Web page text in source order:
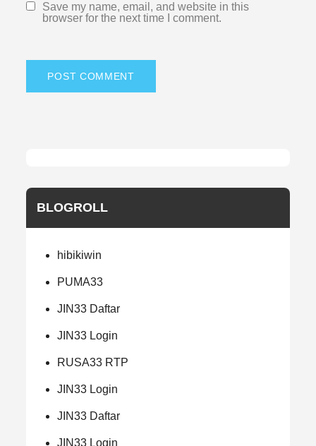
Save my name, email, and website in this
browser for the next time I comment.
BLOGROLL
hibikiwin
PUMA33
JIN33 Daftar
JIN33 Login
RUSA33 RTP
JIN33 Login
JIN33 Daftar
JIN33 Login